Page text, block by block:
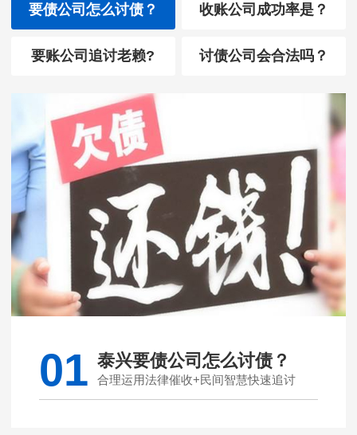
要债公司怎么讨债？ 收账公司成功率是？
要账公司追讨老赖? 讨债公司会合法吗？
01 泰兴要债公司怎么讨债？
合理运用法律催收+民间智慧快速追讨